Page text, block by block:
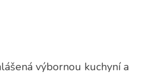
výbornou kuchyní a